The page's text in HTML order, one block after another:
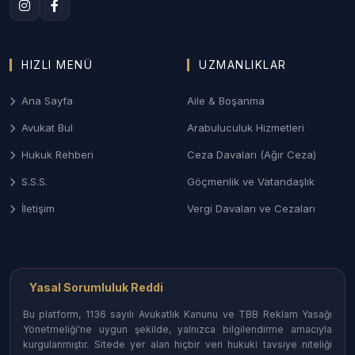
2. Denizli Aile ve Boşanma Hukuku
mahkemelerinde; çekişmeli boşanma, velayet,
yüksek montanlı mal rejiminin tasfiyesi ve nafaka
3. Denizli Ceza ve Ağır Ceza Savunması
Ağır Ceza Mahkemelerinde; ticari nitelikli suçlar,
ekonomik dosyalar ve asayiş olaylarında
koruyan etkin savunma desteği.
uyuşmazlıkları ve iflas-konkordato süreçlerinde
Denizli İcra Müdürlükleri nezdinde hızlı ve etkili
takip.
HIZLI MENÜ
Ana Sayfa
Avukat Bul
Hukuk Rehberi
S.S.S.
İletişim
UZMANLIKLAR
Aile & Boşanma
Arabuluculuk Hizmetleri
Ceza Davaları (Ağır Ceza)
Göçmenlik ve Vatandaşlık
Vergi Davaları ve Cezaları
Yasal Sorumluluk Reddi
Bu platform, 1136 sayılı Avukatlık Kanunu ve TBB Reklam Yasağı
Yönetmeliği'ne uygun şekilde, yalnızca bilgilendirme amacıyla
kurgulanmıştır. Sitede yer alan hiçbir veri hukuki tavsiye niteliği